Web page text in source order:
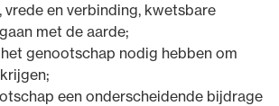
vrede en verbinding, kwetsbare
met de aarde;
genootschap nodig hebben om
een onderscheidende bijdrage